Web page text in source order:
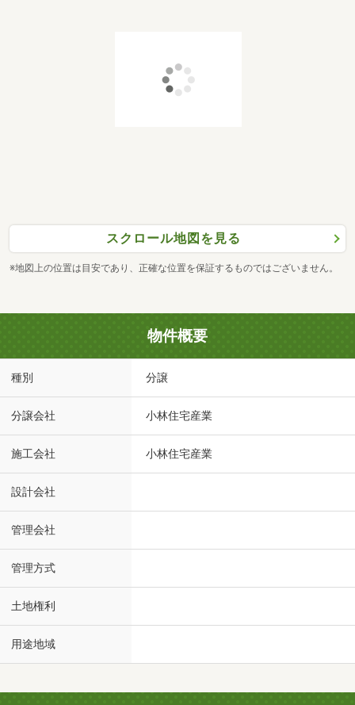
スクロール地図を見る
※地図上の位置は目安であり、正確な位置を保証するものではございません。
物件概要
種別 分譲
分譲会社 小林住宅産業
施工会社 小林住宅産業
設計会社
管理会社
管理方式
土地権利
用途地域